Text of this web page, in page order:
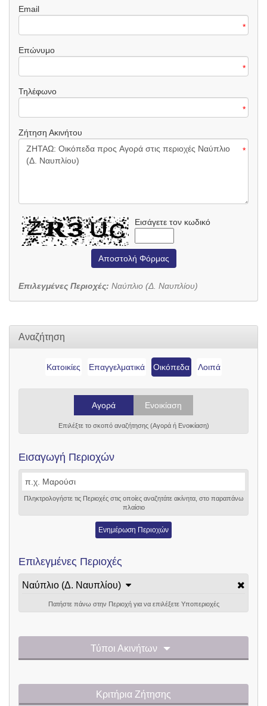
Email
*
Επώνυμο
*
Τηλέφωνο
*
Ζήτηση Ακινήτου
*
Εισάγετε τον κωδικό
Αποστολή Φόρμας
Επιλεγμένες Περιοχές: Ναύπλιο (Δ. Ναυπλίου)
Αναζήτηση
Κατοικίες Επαγγελματικά Οικόπεδα Λοιπά
Αγορά Ενοικίαση
Επιλέξτε το σκοπό αναζήτησης (Αγορά ή Ενοικίαση)
Εισαγωγή Περιοχών
Πληκτρολογήστε τις Περιοχές στις οποίες αναζητάτε ακίνητα, στο παραπάνω
πλαίσιο
Ενημέρωση Περιοχών
Επιλεγμένες Περιοχές
Ναύπλιο (Δ. Ναυπλίου)
Πατήστε πάνω στην Περιοχή για να επιλέξετε Υποπεριοχές
Τύποι Ακινήτων
Κριτήρια Ζήτησης